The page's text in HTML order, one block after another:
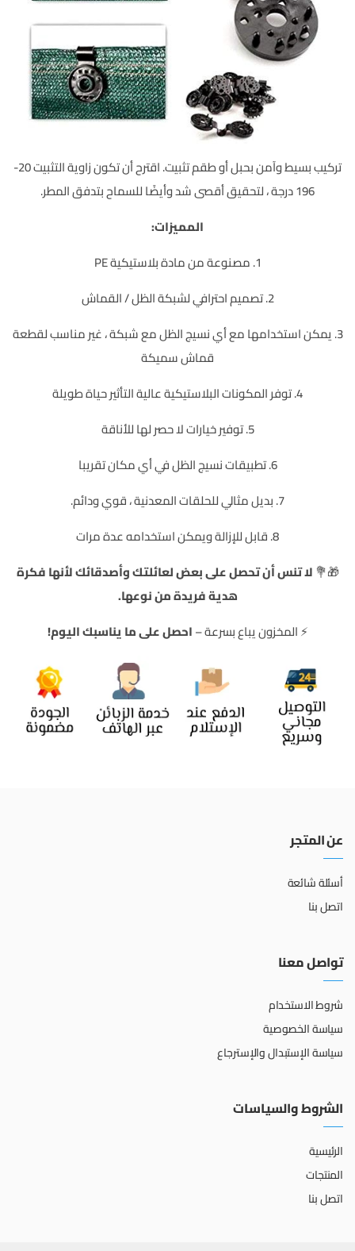
تركيب بسيط وآمن بحبل أو طقم تثبيت. اقترح أن تكون زاوية التثبيت 20-
196 درجة ، لتحقيق أقصى شد وأيضًا للسماح بتدفق المطر.
المميزات:
1. مصنوعة من مادة بلاستيكية PE
2. تصميم احترافي لشبكة الظل / القماش
3. يمكن استخدامها مع أي نسيج الظل مع شبكة ، غير مناسب لقطعة
قماش سميكة
4. توفر المكونات البلاستيكية عالية التأثير حياة طويلة
5. توفير خيارات لا حصر لها للأناقة
6. تطبيقات نسيج الظل في أي مكان تقريبا
7. بديل مثالي للحلقات المعدنية ، قوي ودائم.
8. قابل للإزالة ويمكن استخدامه عدة مرات
🎁💐 لا تنس أن تحصل على بعض لعائلتك وأصدقائك لأنها فكرة
هدية فريدة من نوعها.
⚡️ المخزون يباع بسرعة –احصل على ما يناسبك اليوم!
عن المتجر
أسئلة شائعة
اتصل بنا
تواصل معنا
شروط الاستخدام
سياسة الخصوصية
سياسة الإستبدال والإسترجاع
الشروط والسياسات
الرئيسية
المنتجات
اتصل بنا